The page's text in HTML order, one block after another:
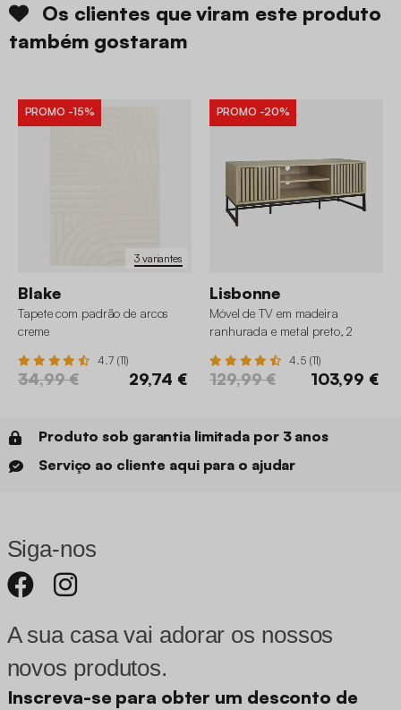
Os clientes que viram este produto
também gostaram
3 variantes
PROMO -15%
Blake
Tapete com padrão de arcos
creme
4.7 (11)
34,99 € 29,74 €
PROMO -20%
Lisbonne
Móvel de TV em madeira
ranhurada e metal preto, 2
4.5 (11)
129,99 € 103,99 €
Produto sob garantia limitada por 3 anos
Serviço ao cliente aqui para o ajudar
Siga-nos
A sua casa vai adorar os nossos
novos produtos.
Inscreva-se para obter um desconto de